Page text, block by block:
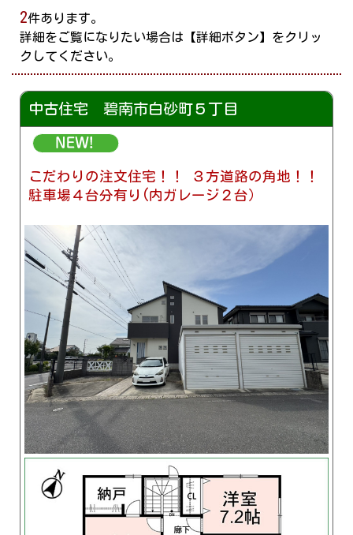
2件あります。
詳細をご覧になりたい場合は【詳細ボタン】をクリッ
クしてください。
中古住宅 碧南市白砂町５丁目
こだわりの注文住宅！！ ３方道路の角地！！
駐車場４台分有り(内ガレージ２台）